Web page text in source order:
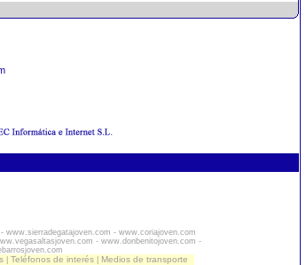
- www.sierradegatajoven.com - www.coriajoven.com
- www.donbenitojoven.com -
| Teléfonos de interés|
Medios de transporte